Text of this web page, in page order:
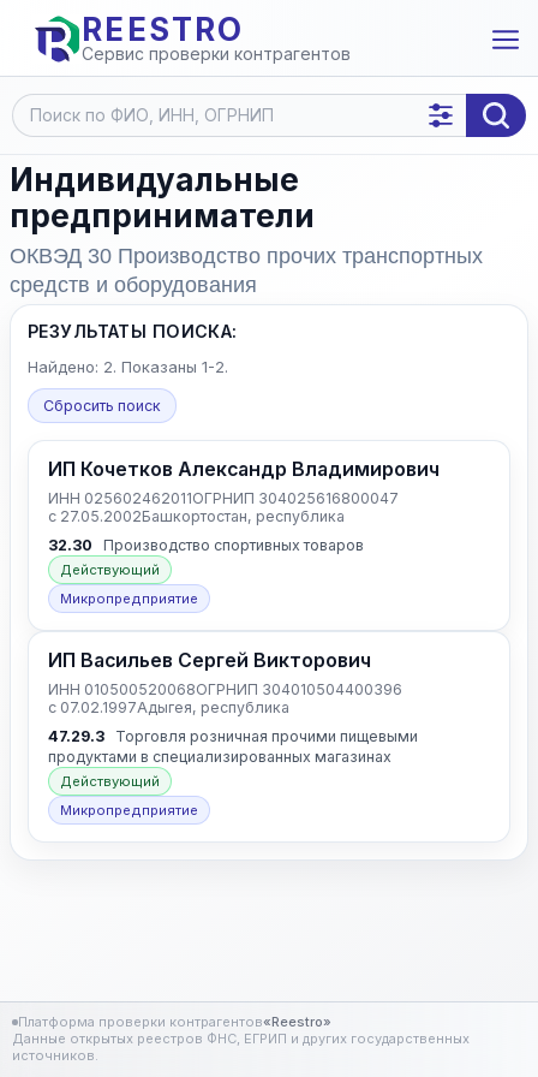
REESTRO
Сервис проверки контрагентов
Индивидуальные
предприниматели
ОКВЭД 30 Производство прочих транспортных
средств и оборудования
РЕЗУЛЬТАТЫ ПОИСКА:
Найдено: 2. Показаны 1-2.
Сбросить поиск
ИП Кочетков Александр Владимирович
ИНН 025602462011ОГРНИП 304025616800047
с 27.05.2002Башкортостан, республика
32.30
Производство спортивных товаров
Действующий
Микропредприятие
ИП Васильев Сергей Викторович
ИНН 010500520068ОГРНИП 304010504400396
с 07.02.1997Адыгея, республика
47.29.3
Торговля розничная прочими пищевыми
продуктами в специализированных магазинах
Действующий
Микропредприятие
Платформа проверки контрагентов«Reestro»
Данные открытых реестров ФНС, ЕГРИП и других государственных
источников.